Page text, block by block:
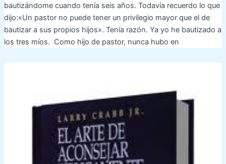
bautizándome cuando tenía seis años. Todavía recuerdo lo que
dijo:«Un pastor no puede tener un privilegio mayor que el de
bautizar a sus propios hijos». Tenía razón. Ya yo he bautizado a
los tres míos. Como hijo de pastor, nunca hubo en